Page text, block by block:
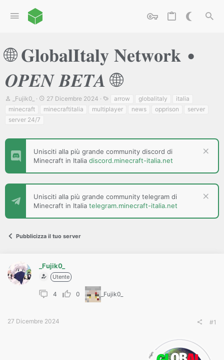
🌐 𝐆𝐥𝐨𝐛𝐚𝐥𝐈𝐭𝐚𝐥𝐲 𝐍𝐞𝐭𝐰𝐨𝐫𝐤 •
𝑶𝑷𝑬𝑵 𝑩𝑬𝑻𝑨 🌐
C
e
a
o
e
D
c
s
i
_Fujik0_
D
a
t
i
n
i
o
27 Dicembre 2024
g
arrow globalitaly
italia
minecraft
minecraftitalia multiplayer news opprison
server
server 24/7
Unisciti alla più grande community discord di
Minecraft in Italia discord.minecraft-italia.net
Unisciti alla più grande community telegram di
Minecraft in Italia telegram.minecraft-italia.net
Pubblicizza il tuo server
_Fujik0_
Utente
4 0 _Fujik0_
27 Dicembre 2024 #1